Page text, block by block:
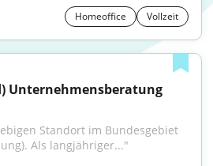
Homeoffice Vollzeit
Unternehmensberatung
Standort im Bundesgebiet
Als langjähriger..."